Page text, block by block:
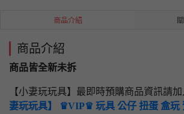
商品介紹
商品介紹
商品皆全新未拆
【小妻玩玩具】最即時預購商品資訊請
妻玩玩具】 ♛VIP♛ 玩具 公仔 扭蛋 盒玩